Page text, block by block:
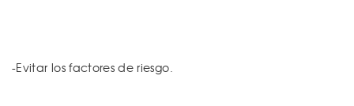
-Evitar los factores de riesgo.